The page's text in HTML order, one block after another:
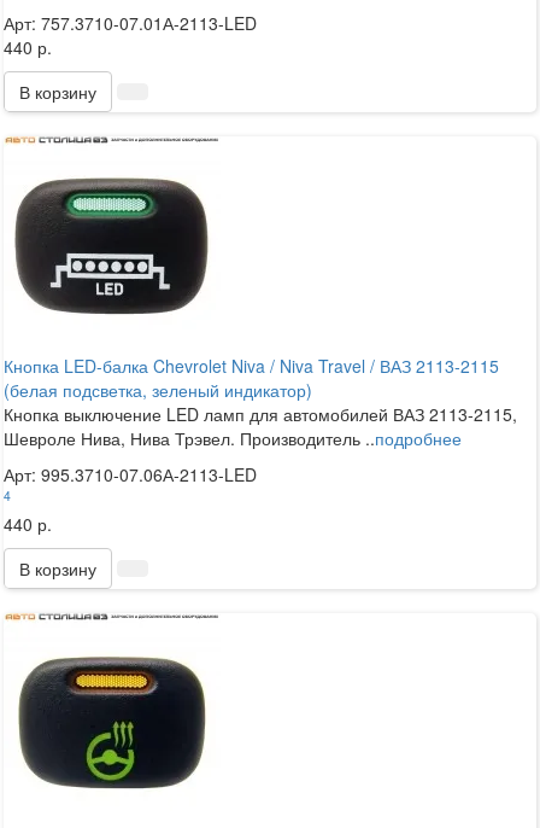
Арт: 757.3710-07.01А-2113-LED
440 р.
В корзину
Кнопка LED-балка Chevrolet Niva / Niva Travel / ВАЗ 2113-2115
(белая подсветка, зеленый индикатор)
Кнопка выключение LED ламп для автомобилей ВАЗ 2113-2115,
Шевроле Нива, Нива Трэвел. Производитель ..подробнее
Арт: 995.3710-07.06А-2113-LED
4
440 р.
В корзину